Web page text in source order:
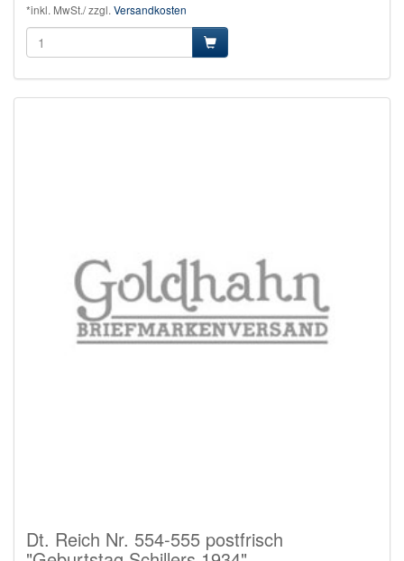
*inkl. MwSt./ zzgl. Versandkosten
Dt. Reich Nr. 554-555 postfrisch